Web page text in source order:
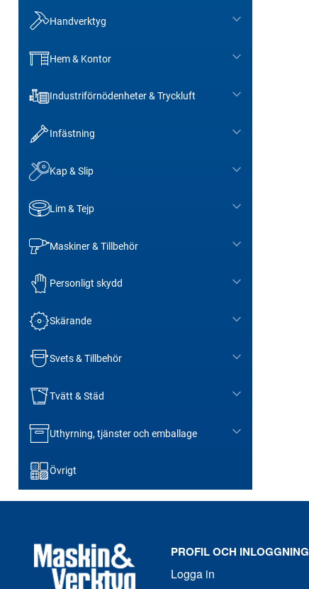
Handverktyg
Hem & Kontor
Industriförnödenheter & Tryckluft
Infästning
Kap & Slip
Lim & Tejp
Maskiner & Tillbehör
Personligt skydd
Skärande
Svets & Tillbehör
Tvätt & Städ
Uthyrning, tjänster och emballage
Övrigt
PROFIL OCH INLOGGNING
Logga in